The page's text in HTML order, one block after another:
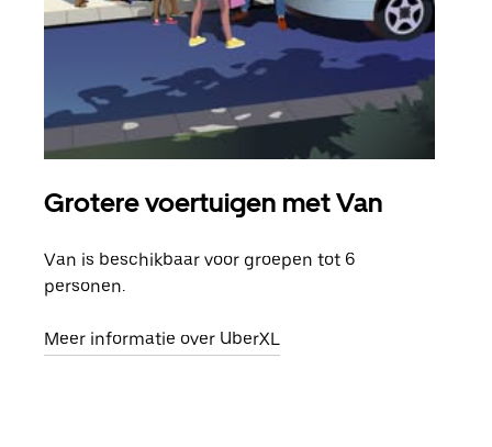
Grotere voertuigen met Van
Van is beschikbaar voor groepen tot 6
personen.
Meer informatie over UberXL